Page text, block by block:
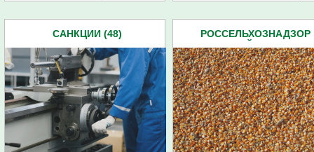
САНКЦИИ (48)
РОССЕЛЬХОЗНАДЗОР